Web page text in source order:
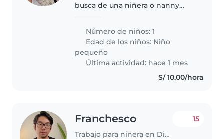
busca de una niñera o nanny
nuestro pequeña de 1 años ,
quien es curiosa, calmada
cariñosa. Buscamos a alguien
que se sienta cómoda..
Número de niños: 1
Edad de los niños: Niño
pequeño
Última actividad: hace 1 mes
S/ 10.00/hora
Franchesco
Trabajo para niñera en Distrito de Miraflores
15